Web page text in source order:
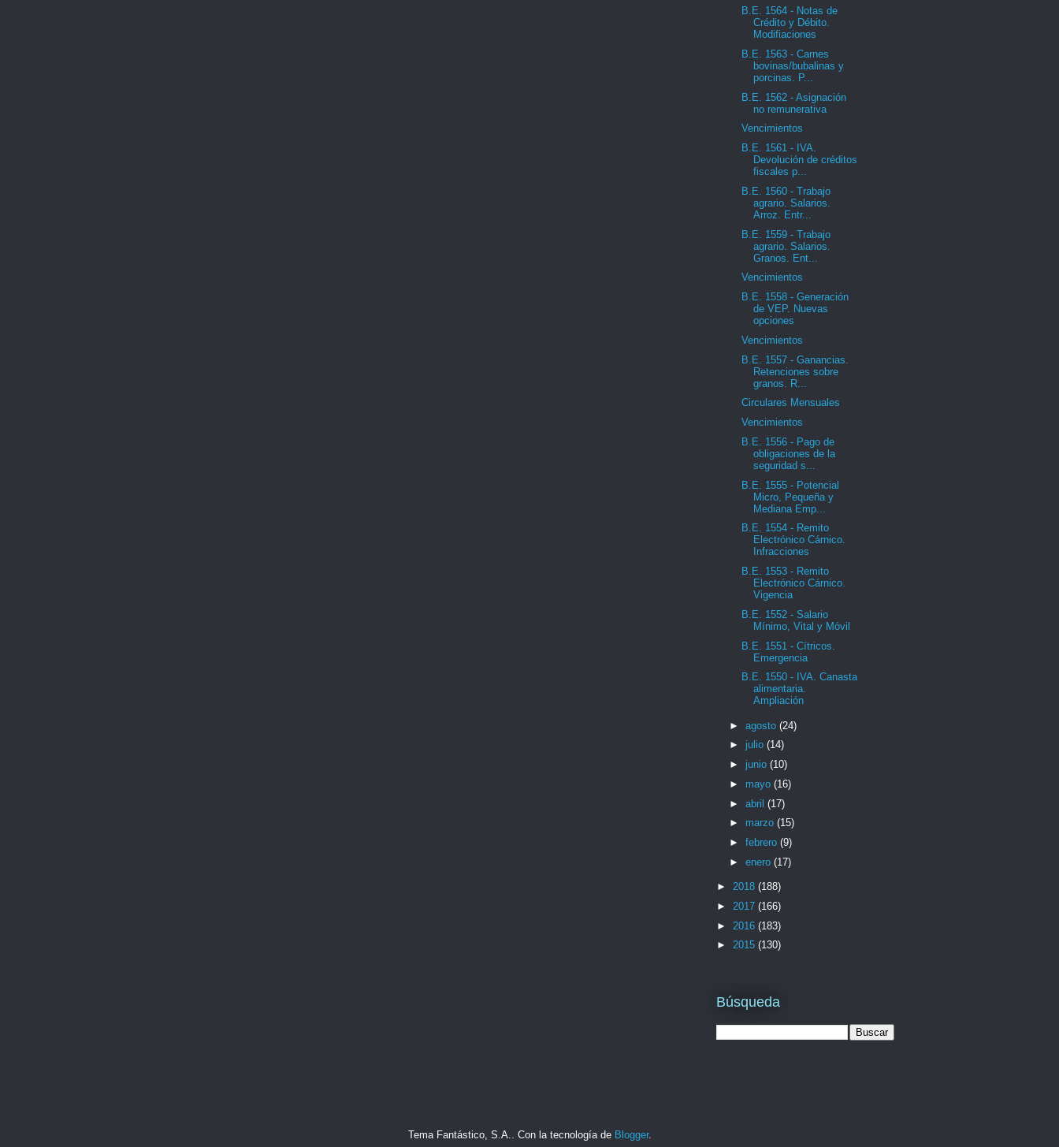
B.E. 1564 - Notas de
Crédito y Débito.
Modifiaciones
B.E. 1563 - Carnes
bovinas/bubalinas y
porcinas. P...
B.E. 1562 - Asignación
no remunerativa
Vencimientos
B.E. 1561 - IVA.
Devolución de créditos
fiscales p...
B.E. 1560 - Trabajo
agrario. Salarios.
Arroz. Entr...
B.E. 1559 - Trabajo
agrario. Salarios.
Granos. Ent...
Vencimientos
B.E. 1558 - Generación
de VEP. Nuevas
opciones
Vencimientos
B.E. 1557 - Ganancias.
Retenciones sobre
granos. R...
Circulares Mensuales
Vencimientos
B.E. 1556 - Pago de
obligaciones de la
seguridad s...
B.E. 1555 - Potencial
Micro, Pequeña y
Mediana Emp...
B.E. 1554 - Remito
Electrónico Cárnico.
Infracciones
B.E. 1553 - Remito
Electrónico Cárnico.
Vigencia
B.E. 1552 - Salario
Mínimo, Vital y Móvil
B.E. 1551 - Cítricos.
Emergencia
B.E. 1550 - IVA. Canasta
alimentaria.
Ampliación
► agosto (24)
► julio (14)
► junio (10)
► mayo (16)
► abril (17)
► marzo (15)
► febrero (9)
► enero (17)
► 2018 (188)
► 2017 (166)
► 2016 (183)
► 2015 (130)
Búsqueda
Tema Fantástico, S.A.. Con la tecnología de Blogger.